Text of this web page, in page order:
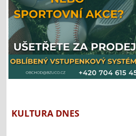
KULTURA DNES